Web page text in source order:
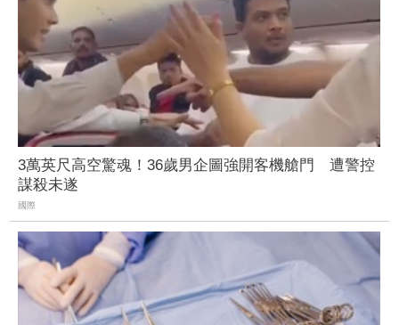
3萬英尺高空驚魂！36歲男企圖強開客機艙門 遭警控
謀殺未遂
國際